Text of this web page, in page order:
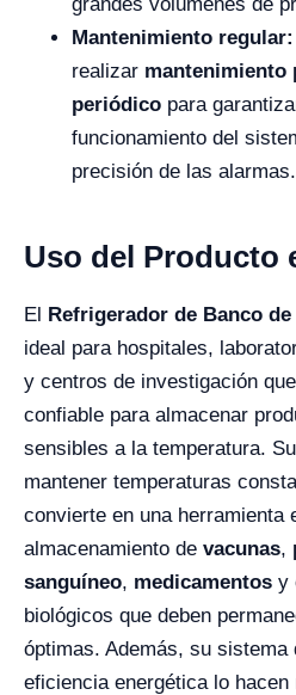
Mantenimiento regular:
realizar mantenimiento
periódico para
funcionamiento del
precisión de las alarmas.
Uso del Producto
El Refrigerador de Banco de
ideal para hospitales,
y centros de investigación
confiable para almacenar
sensibles a la temperatura.
mantener temperaturas
convierte en una herramienta
almacenamiento de vacunas,
sanguíneo, medicamentos y
biológicos que deben
óptimas. Además, su sistema
eficiencia energética lo hacen